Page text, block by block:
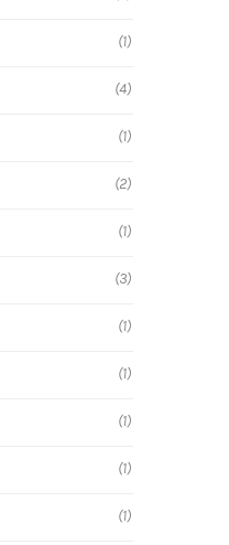
(1)
(4)
(1)
(2)
(1)
(3)
(1)
(1)
(1)
(1)
(1)